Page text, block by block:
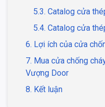
5.3. Catalog cửa
5.4. Catalog cửa
6. Lợi ích của cửa
7. Mua cửa chống
Vượng Door
8. Kết luận